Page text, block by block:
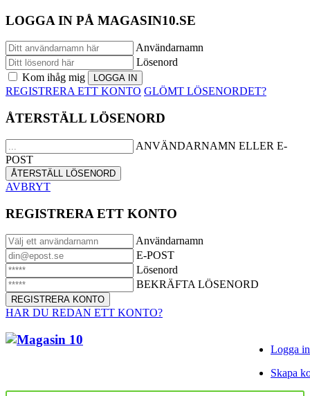
LOGGA IN PÅ MAGASIN10.SE
Användarnamn
Lösenord
Kom ihåg mig
REGISTRERA ETT KONTO GLÖMT LÖSENORDET?
ÅTERSTÄLL LÖSENORD
ANVÄNDARNAMN ELLER E-
POST
AVBRYT
REGISTRERA ETT KONTO
Användarnamn
E-POST
Lösenord
BEKRÄFTA LÖSENORD
HAR DU REDAN ETT KONTO?
Logga in
Skapa